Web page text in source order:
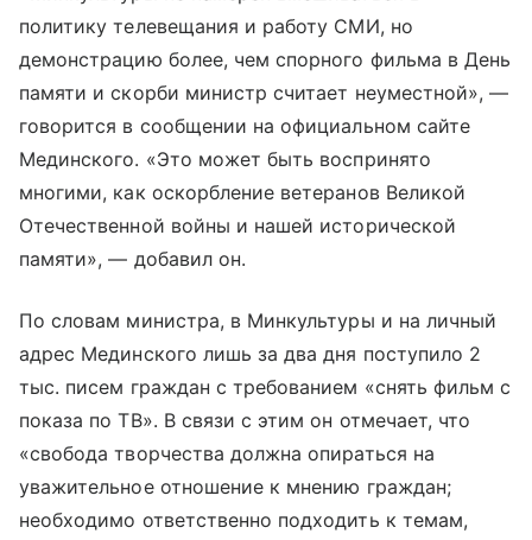
политику телевещания и работу СМИ, но
демонстрацию более, чем спорного фильма в День
памяти и скорби министр считает неуместной», —
говорится в сообщении на официальном сайте
Мединского. «Это может быть воспринято
многими, как оскорбление ветеранов Великой
Отечественной войны и нашей исторической
памяти», — добавил он.
По словам министра, в Минкультуры и на личный
адрес Мединского лишь за два дня поступило 2
тыс. писем граждан с требованием «снять фильм с
показа по ТВ». В связи с этим он отмечает, что
«свобода творчества должна опираться на
уважительное отношение к мнению граждан;
необходимо ответственно подходить к темам,